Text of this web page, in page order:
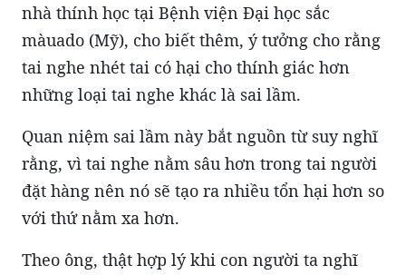
nhà thính học tại Bệnh viện Đại học sắc
màuado (Mỹ), cho biết thêm, ý tưởng cho rằng
tai nghe nhét tai có hại cho thính giác hơn
những loại tai nghe khác là sai lầm.
Quan niệm sai lầm này bắt nguồn từ suy nghĩ
rằng, vì tai nghe nằm sâu hơn trong tai người
đặt hàng nên nó sẽ tạo ra nhiều tổn hại hơn so
với thứ nằm xa hơn.
Theo ông, thật hợp lý khi con người ta nghĩ